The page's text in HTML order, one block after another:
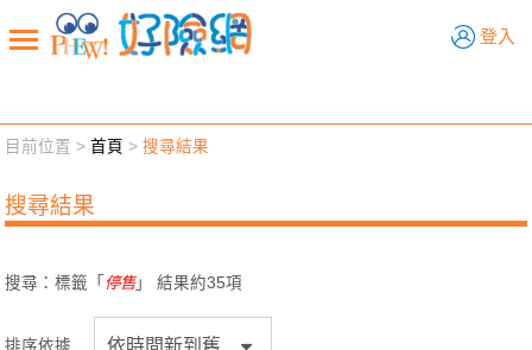
登入
新聞觀點 業務交流
退休先準備 好險學堂 輔銷工具 活動專區
目前位置 >首頁 >搜尋結果
搜尋結果
搜尋：標籤「 停售」 結果約35項
排序依據